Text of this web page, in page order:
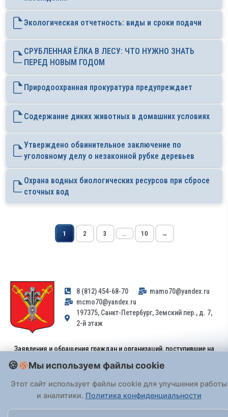
Экологическая отчетность: виды и сроки подачи
СРУБЛЕННАЯ ЁЛКА В ЛЕСУ: ЧТО НУЖНО ЗНАТЬ
ПЕРЕД НОВЫМ ГОДОМ
Природоохранная прокуратура предупреждает
Содержание диких животных в домашних условиях
Утверждено обвинительное заключение по
уголовному делу о незаконной рубке деревьев
Охрана водных биологических ресурсов при сбросе
сточных вод
1 2 3 ... 10 →
8 (812) 454-68-70
mamo70@yandex.ru
mcmo70@yandex.ru
197375, Санкт-Петербург, Земский пер., д. 7,
2-й этаж
Заявления и обращения граждан и организаций, поступившие на
Федерального закона от 02.05.2006 № 59-ФЗ. Обращения
принимаются только: по почте, черезпортал «Госуслуги» (ЕПГУ)
или лично при предъявлении паспорта.
Мы используем файлы cookie
Этот сайт использует файлы cookie для улучшения работы
и аналитики. Политика конфиденциальности